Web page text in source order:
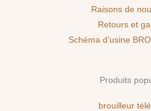
Raisons de
Retours et
Schéma d’usine
Produits
brouilleur